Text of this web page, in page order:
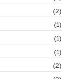
(2)
(1)
(1)
(1)
(2)